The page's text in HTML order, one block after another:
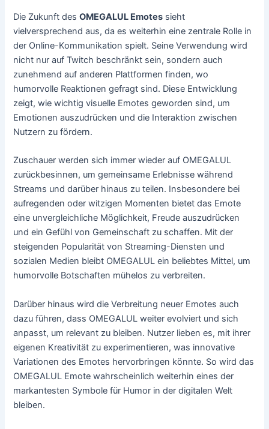
Die Zukunft desOMEGALUL Emotes sieht
vielversprechend aus, da es weiterhin eine zentrale Rolle in
der Online-Kommunikation spielt. Seine Verwendung wird
nicht nur auf Twitch beschränkt sein, sondern auch
zunehmend auf anderen Plattformen finden, wo
humorvolle Reaktionen gefragt sind. Diese Entwicklung
zeigt, wie wichtig visuelle Emotes geworden sind, um
Emotionen auszudrücken und die Interaktion zwischen
Nutzern zu fördern.
Zuschauer werden sich immer wieder auf OMEGALUL
zurückbesinnen, um gemeinsame Erlebnisse während
Streams und darüber hinaus zu teilen. Insbesondere bei
aufregenden oder witzigen Momenten bietet das Emote
eine unvergleichliche Möglichkeit, Freude auszudrücken
und ein Gefühl von Gemeinschaft zu schaffen. Mit der
steigenden Popularität von Streaming-Diensten und
sozialen Medien bleibt OMEGALUL ein beliebtes Mittel, um
humorvolle Botschaften mühelos zu verbreiten.
Darüber hinaus wird die Verbreitung neuer Emotes auch
dazu führen, dass OMEGALUL weiter evolviert und sich
anpasst, um relevant zu bleiben. Nutzer lieben es, mit ihrer
eigenen Kreativität zu experimentieren, was innovative
Variationen des Emotes hervorbringen könnte. So wird das
OMEGALUL Emote wahrscheinlich weiterhin eines der
markantesten Symbole für Humor in der digitalen Welt
bleiben.